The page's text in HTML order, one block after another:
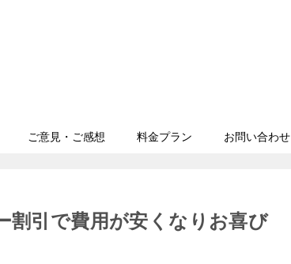
ご意見・ご感想 料金プラン お問い合わせ
引で費用が安くなりお喜び